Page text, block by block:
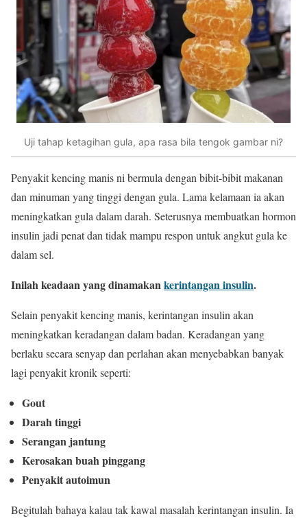
Uji tahap ketagihan gula, apa rasa bila tengok gambar ni?
Penyakit kencing manis ni bermula dengan bibit-bibit makanan
dan minuman yang tinggi dengan gula. Lama kelamaan ia akan
meningkatkan gula dalam darah. Seterusnya membuatkan hormon
insulin jadi penat dan tidak mampu respon untuk angkut gula ke
dalam sel.
Inilah keadaan yang dinamakankerintangan insulin.
Selain penyakit kencing manis, kerintangan insulin akan
meningkatkan keradangan dalam badan. Keradangan yang
berlaku secara senyap dan perlahan akan menyebabkan banyak
lagi penyakit kronik seperti:
Gout
Darah tinggi
Serangan jantung
Kerosakan buah pinggang
Penyakit autoimun
Begitulah bahaya kalau tak kawal masalah kerintangan insulin. Ia